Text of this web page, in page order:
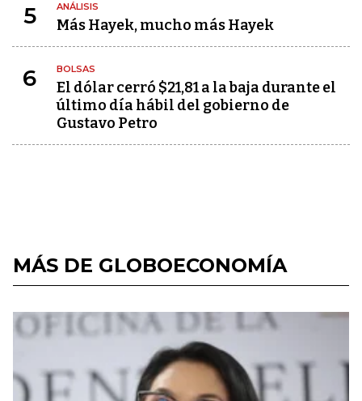
5 ANÁLISIS
Más Hayek, mucho más Hayek
6 BOLSAS
El dólar cerró $21,81 a la baja durante el
último día hábil del gobierno de
Gustavo Petro
MÁS DE GLOBOECONOMÍA